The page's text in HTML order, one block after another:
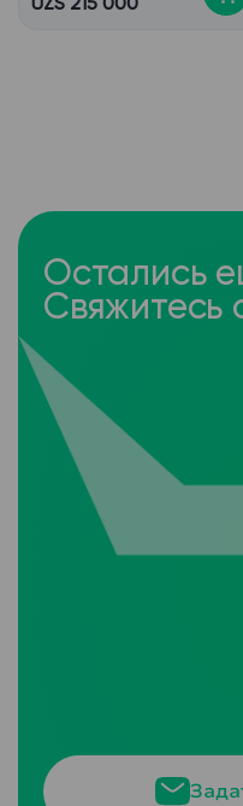
UZS 215 000
Остались
Свяжитесь